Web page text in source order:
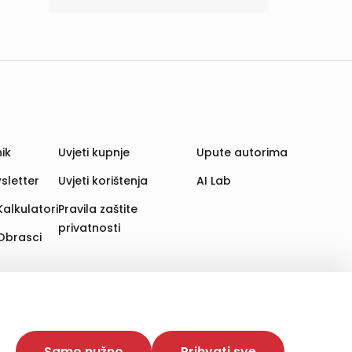
Time poboljšavamo korisničko iskustvo,
web stranica i uređaja u tu svrhu. Naši partneri
Uvjeti kupnje
Uvjeti korištenja
Pravila zaštite
privatnosti
Upute autorima
AI Lab